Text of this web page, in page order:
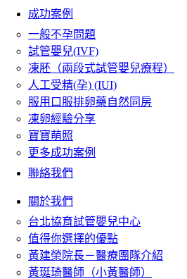
成功案例
一般不孕問題
試管嬰兒(IVF)
凍胚（兩段式試管嬰兒療程）
人工受精(孕) (IUI)
服用口服排卵藥自然同房
凍卵經驗分享
寶寶萌照
更多成功案例
聯絡我們
關於我們
台北協育試管嬰兒中心
值得你選擇的優點
黃建榮院長－醫療團隊介紹
黃珽琦醫師（小黃醫師）